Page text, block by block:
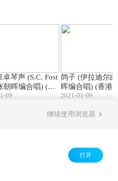
卓琴声 (S.C. Fost
术团)
09
鸽子 (伊拉迪尔曲 张
晖编合唱) (香港重唱艺
术团)
2021-01-09
继续使用浏览器
打开